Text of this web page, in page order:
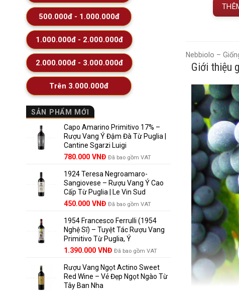
500.000đ - 1.000.000đ
1.000.000đ - 2.000.000đ
2.000.000đ - 3.000.000đ
Trên 3.000.000đ
SẢN PHẨM MỚI
Capo Amarino Primitivo 17% –
Rượu Vang Ý Đậm Đà Từ Puglia |
Cantine Sgarzi Luigi
Giá
là:
858.000 VNĐ.
780.000 VNĐGiá
tại
là:
780.000 VNĐ.
Đã bao gồm VAT
1924 Teresa Negroamaro-
Sangiovese – Rượu Vang Ý Cao
Cấp Từ Puglia | Le Vin Sud
Giá
là:
495.000 VNĐ.
450.000 VNĐGiá
tại
là:
450.000 VNĐ.
Đã bao gồm VAT
1954 Francesco Ferrulli (1954
Nghệ Sĩ) – Tuyệt Tác Rượu Vang
Primitivo Từ Puglia, Ý
Giá
là:
1.529.000 VNĐ.
1.390.000 VNĐGiá
tại
là:
Đã bao gồm VAT
Rượu Vang Ngọt Actino Sweet
Red Wine – Vẻ Đẹp Ngọt Ngào Từ
Tây Ban Nha
Nebbiolo –
Giới thiệu